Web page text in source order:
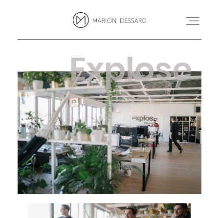
PROJETS
BLOG
MARION
CONTACT
Explose